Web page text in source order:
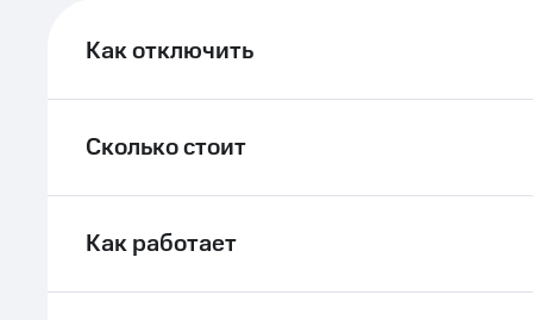
при оплате с карты МТС Деньги
Как отключить
Сколько стоит
Как работает